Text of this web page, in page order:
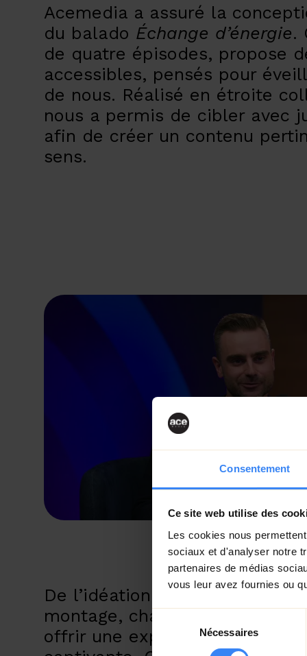
Consentement
Ce site web utilise des
Les cookies nous
sociaux et d'analyser notre
partenaires de médias
vous leur avez fournies ou
Sélection
du
consentement
Nécessaires
Acemedia a assuré la
du balado Échange d’énergie.
de quatre épisodes, propose
accessibles, pensés pour
de nous. Réalisé en étroite
nous a permis de cibler avec
afin de créer un contenu
sens.
De l’idéation au tournage, en
montage, chaque étape a été
offrir une expérience